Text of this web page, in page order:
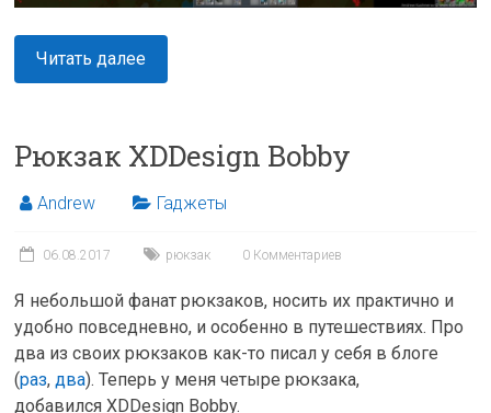
Читать далее
Рюкзак XDDesign Bobby
Andrew Гаджеты
06.08.2017 рюкзак 0 Комментариев
Я небольшой фанат рюкзаков, носить их практично и
удобно повседневно, и особенно в путешествиях. Про
два из своих рюкзаков как-то писал у себя в блоге
(раз,два). Теперь у меня четыре рюкзака,
добавился XDDesign Bobby.